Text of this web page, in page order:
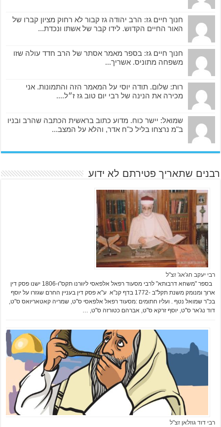
חנוך חיים גז: הרב יהודה גז קבור לא רחוק מציון קברו של
האור החיים הקדוש. לידו קבר של אשתו ונכדת...
חנוך חיים גז: בספר מאמר אסתר של הרב חדד עולה שזו
משפחה מתוניס. אשריך...
רות: שלום. תודה יוסי על המאמר הזה והתמונות. אני
מכירה את הנינה של רבי יום טוב גז ז״ל....
שמואל: יישר כוח. מדוע כתוב בראשית הכתבה שהרב ובניו
ב"מ נרצחו בליל כ"ח אדר, והלא על המצב...
רבנים שתאריך פטירתם לא ידוע
רבי יעקב חג'אג' זצ"ל
בספר "משחא דרבותא" לרבי מסעוד רפאל אלפאסי ליוורנו תקס"ו-1806 ישנו פסק דין
ארוך ומנומק משנת תקל"ב -1772 בדף קנ"א ע"א פסק דין בעניין החרם שגזרו על יוסף
בכ"ר שמואל נטף . ועליו חתומים :מסעוד רפאל אלפאסי ס"ט, שמריה קאטאריואס ס"ט,
דוד נג'אר ס"ט, יוסף זרקא ס"ט, אברהם כטורזה ס"ט, …
רבי דוד גוזלאן זצ"ל